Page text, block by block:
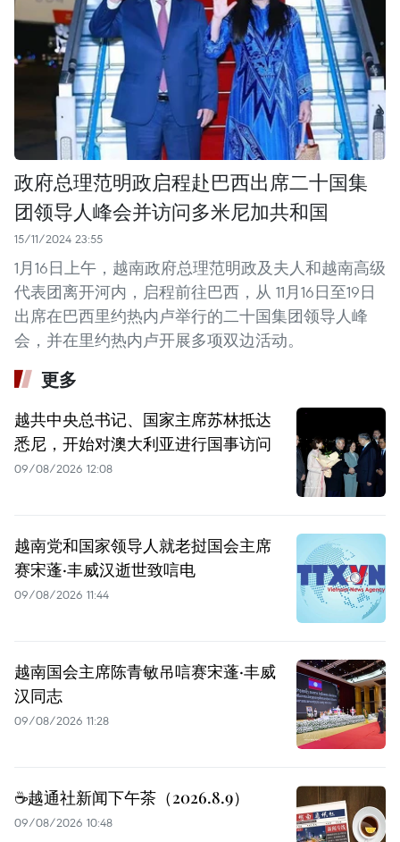
政府总理范明政启程赴巴西出席二十国集
团领导人峰会并访问多米尼加共和国
15/11/2024 23:55
1月16日上午，越南政府总理范明政及夫人和越南高级
代表团离开河内，启程前往巴西，从 11月16日至19日
出席在巴西里约热内卢举行的二十国集团领导人峰
会，并在里约热内卢开展多项双边活动。
更多
越共中央总书记、国家主席苏林抵达
悉尼，开始对澳大利亚进行国事访问
09/08/2026 12:08
越南党和国家领导人就老挝国会主席
赛宋蓬·丰威汉逝世致唁电
09/08/2026 11:44
越南国会主席陈青敏吊唁赛宋蓬·丰威
汉同志
09/08/2026 11:28
☕️越通社新闻下午茶（2026.8.9）
09/08/2026 10:48